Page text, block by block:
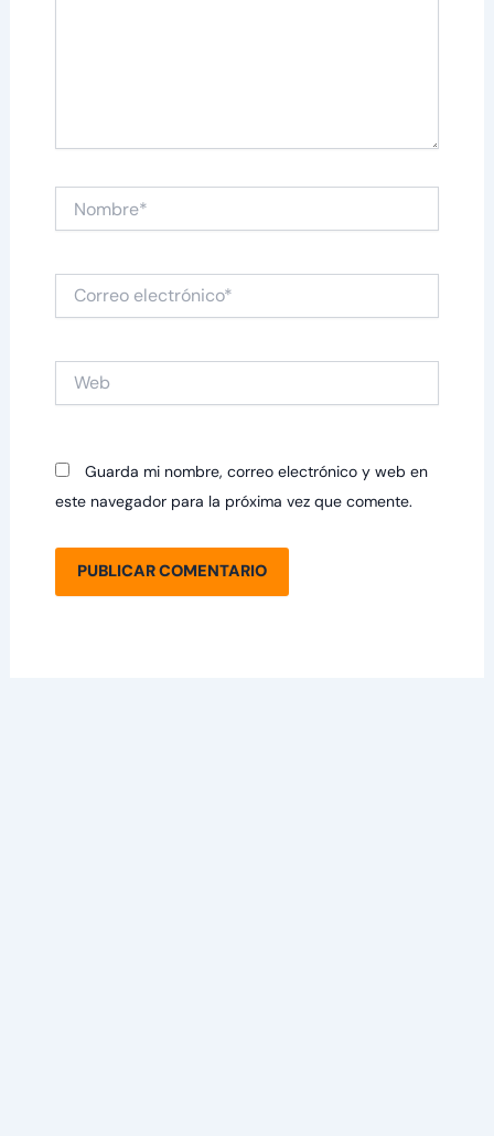
Correo
electrónico*
Guarda mi nombre, correo electrónico y web en
este navegador para la próxima vez que comente.